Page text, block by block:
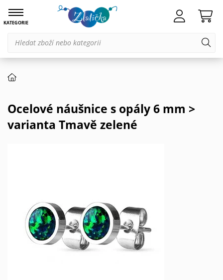
KATEGORIE
Ocelové náušnice s opály 6 mm >
varianta Tmavě zelené